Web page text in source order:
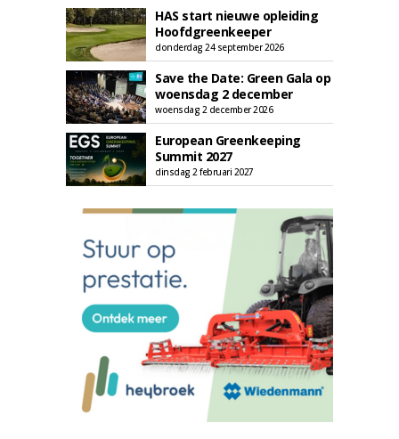
HAS start nieuwe opleiding
Hoofdgreenkeeper
donderdag 24 september 2026
Save the Date: Green Gala op
woensdag 2 december
woensdag 2 december 2026
European Greenkeeping
Summit 2027
dinsdag 2 februari 2027